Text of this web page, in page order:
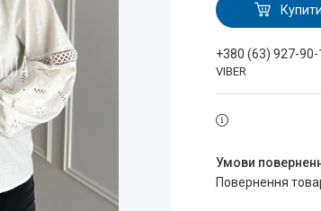
Купити
+380 (63) 927-90-
VIBER
повернення